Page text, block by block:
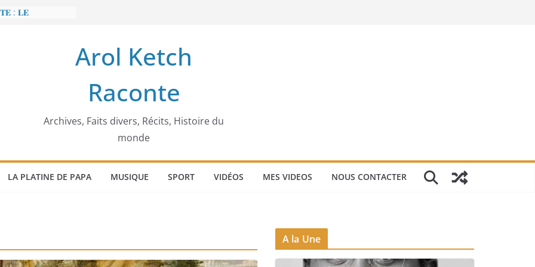
: 𝐋𝐄
𝐨𝐫𝐝𝐢𝐧𝐚𝐭𝐞𝐮𝐫
Arol Ketch
Raconte
Archives, Faits divers, Récits, Histoire du
monde
LA PLATINE DE PAPA MUSIQUE SPORT VIDÉOS MES VIDEOS NOUS CONTACTER
A la Une